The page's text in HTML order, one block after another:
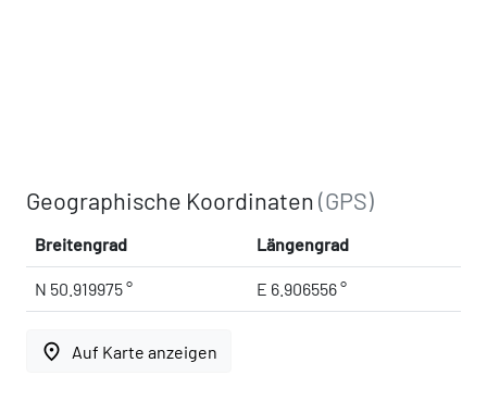
Geographische Koordinaten(GPS)
Breitengrad Längengrad
N 50.919975 ° E 6.906556 °
place Auf Karte anzeigen